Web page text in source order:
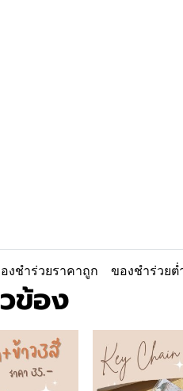
งชำร่วยราคาถูก ของชำร่วยต่
ข้อง